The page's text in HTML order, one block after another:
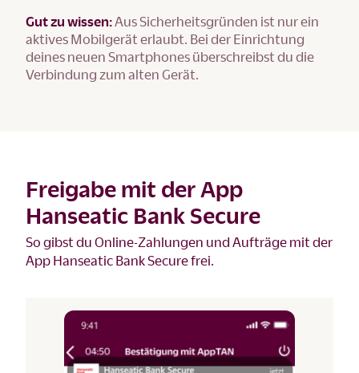
Gut zu wissen:Aus Sicherheitsgründen ist nur ein
aktives Mobilgerät erlaubt. Bei der Einrichtung
deines neuen Smartphones überschreibst du die
Verbindung zum alten Gerät.
Freigabe mit der App
Hanseatic Bank Secure
So gibst du Online-Zahlungen und Aufträge mit der
App Hanseatic Bank Secure frei.